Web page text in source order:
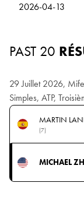
2026-04-13
PAST 20
29 Juillet 2026,
Simples, ATP,
MARTIN
(7)
MICHAEL